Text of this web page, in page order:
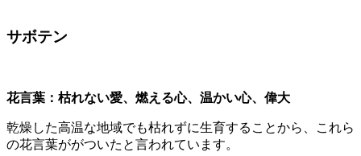
サボテン
花言葉：枯れない愛、燃える心、温かい心、偉大
乾燥した高温な地域でも枯れずに生育することから、これら
の花言葉ががついたと言われています。